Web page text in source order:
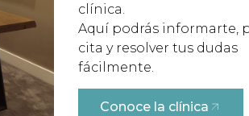
clínica.
Aquí podrás informarte,
cita y resolver tus dudas
fácilmente.
Conoce la clínica